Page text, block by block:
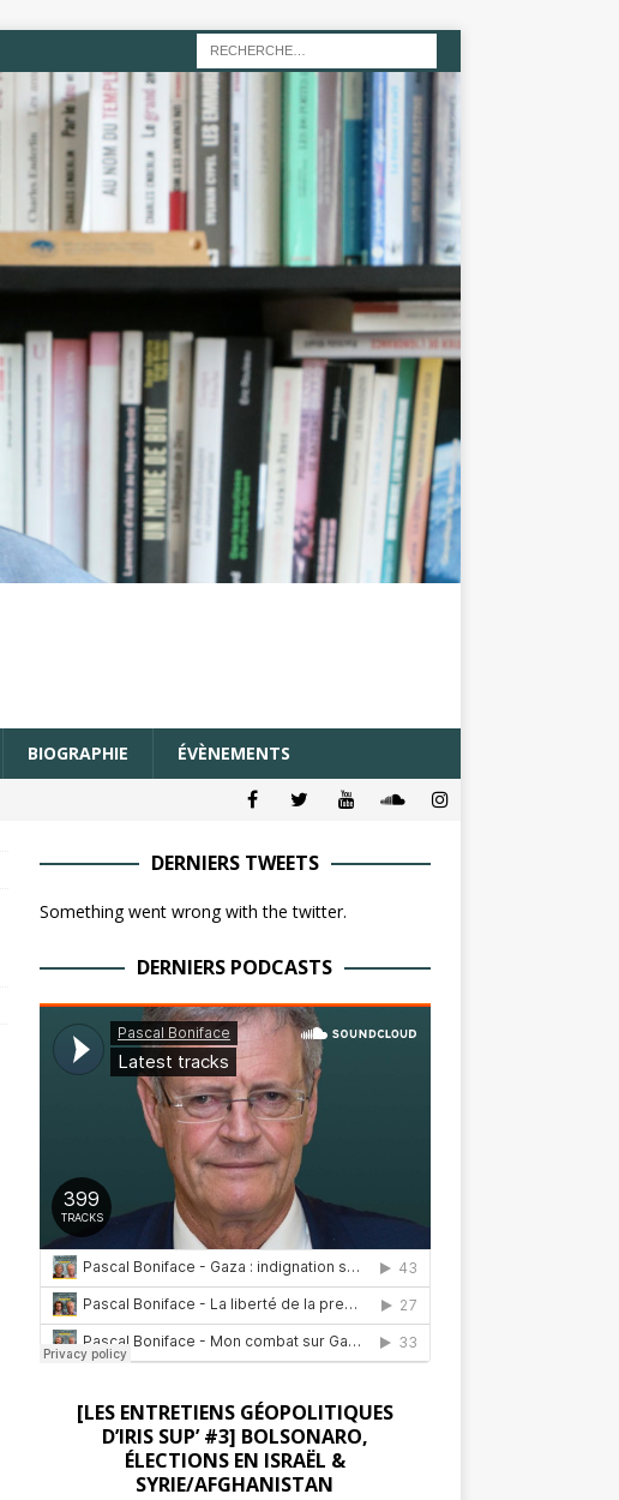
BIOGRAPHIE ÉVÈNEMENTS
DERNIERS TWEETS
Something went wrong with the twitter.
DERNIERS PODCASTS
[LES ENTRETIENS GÉOPOLITIQUES
D’IRIS SUP’ #3] BOLSONARO,
ÉLECTIONS EN ISRAËL &
SYRIE/AFGHANISTAN